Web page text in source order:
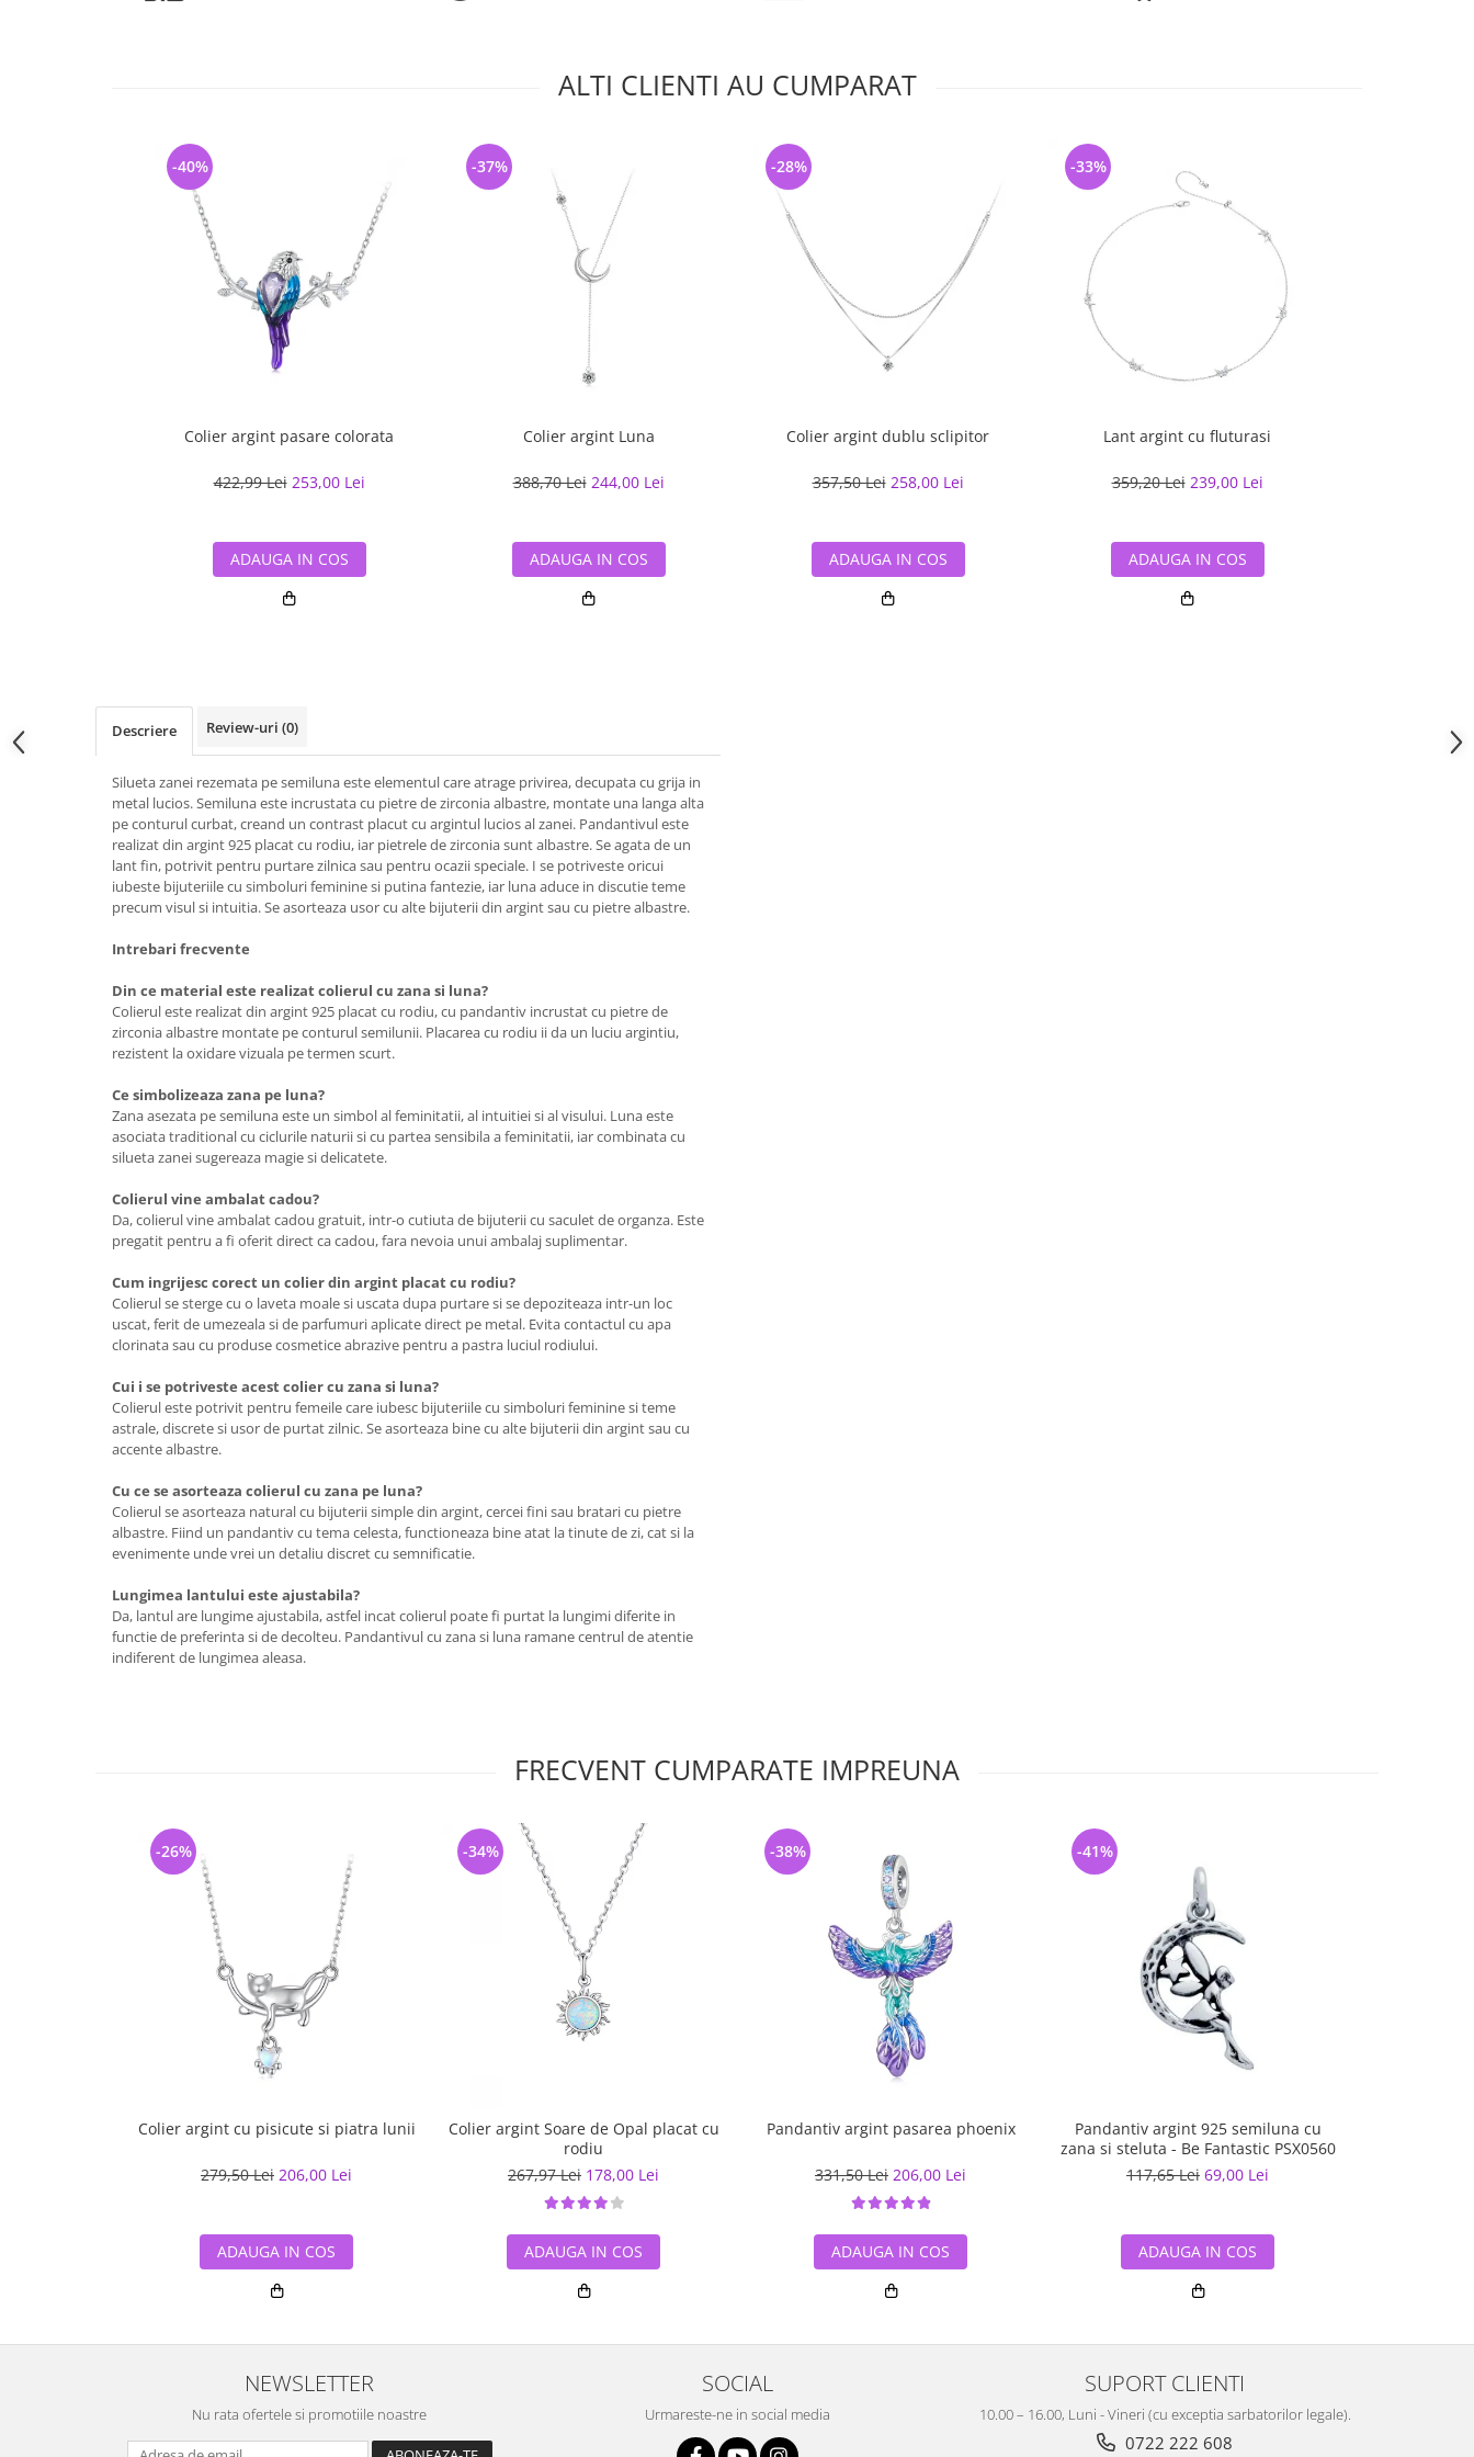
ALTI CLIENTI AU CUMPARAT
Colier argint pasare colorata
422,99 Lei 253,00 Lei
-40%
ADAUGA IN COS
Colier argint Luna
388,70 Lei 244,00 Lei
-37%
ADAUGA IN COS
Colier argint dublu sclipitor
357,50 Lei 258,00 Lei
-28%
ADAUGA IN COS
Lant argint cu fluturasi
359,20 Lei 239,00 Lei
-33%
ADAUGA IN COS
Descriere Review-uri (0)
Silueta zanei rezemata pe semiluna este elementul care atrage privirea, decupata cu grija in
metal lucios. Semiluna este incrustata cu pietre de zirconia albastre, montate una langa alta
pe conturul curbat, creand un contrast placut cu argintul lucios al zanei. Pandantivul este
realizat din argint 925 placat cu rodiu, iar pietrele de zirconia sunt albastre. Se agata de un
lant fin, potrivit pentru purtare zilnica sau pentru ocazii speciale. I se potriveste oricui
iubeste bijuteriile cu simboluri feminine si putina fantezie, iar luna aduce in discutie teme
precum visul si intuitia. Se asorteaza usor cu alte bijuterii din argint sau cu pietre albastre.
Intrebari frecvente
Din ce material este realizat colierul cu zana si luna?
Colierul este realizat din argint 925 placat cu rodiu, cu pandantiv incrustat cu pietre de
zirconia albastre montate pe conturul semilunii. Placarea cu rodiu ii da un luciu argintiu,
rezistent la oxidare vizuala pe termen scurt.
Ce simbolizeaza zana pe luna?
Zana asezata pe semiluna este un simbol al feminitatii, al intuitiei si al visului. Luna este
asociata traditional cu ciclurile naturii si cu partea sensibila a feminitatii, iar combinata cu
silueta zanei sugereaza magie si delicatete.
Colierul vine ambalat cadou?
Da, colierul vine ambalat cadou gratuit, intr-o cutiuta de bijuterii cu saculet de organza. Este
pregatit pentru a fi oferit direct ca cadou, fara nevoia unui ambalaj suplimentar.
Cum ingrijesc corect un colier din argint placat cu rodiu?
Colierul se sterge cu o laveta moale si uscata dupa purtare si se depoziteaza intr-un loc
uscat, ferit de umezeala si de parfumuri aplicate direct pe metal. Evita contactul cu apa
clorinata sau cu produse cosmetice abrazive pentru a pastra luciul rodiului.
Cui i se potriveste acest colier cu zana si luna?
Colierul este potrivit pentru femeile care iubesc bijuteriile cu simboluri feminine si teme
astrale, discrete si usor de purtat zilnic. Se asorteaza bine cu alte bijuterii din argint sau cu
accente albastre.
Cu ce se asorteaza colierul cu zana pe luna?
Colierul se asorteaza natural cu bijuterii simple din argint, cercei fini sau bratari cu pietre
albastre. Fiind un pandantiv cu tema celesta, functioneaza bine atat la tinute de zi, cat si la
evenimente unde vrei un detaliu discret cu semnificatie.
Lungimea lantului este ajustabila?
Da, lantul are lungime ajustabila, astfel incat colierul poate fi purtat la lungimi diferite in
functie de preferinta si de decolteu. Pandantivul cu zana si luna ramane centrul de atentie
indiferent de lungimea aleasa.
FRECVENT CUMPARATE IMPREUNA
Colier argint cu pisicute si piatra lunii
279,50 Lei 206,00 Lei
-26%
ADAUGA IN COS
Colier argint Soare de Opal placat cu
rodiu
267,97 Lei 178,00 Lei
-34%
ADAUGA IN COS
Pandantiv argint pasarea phoenix
331,50 Lei 206,00 Lei
-38%
ADAUGA IN COS
Pandantiv argint 925 semiluna cu
zana si steluta - Be Fantastic PSX0560
117,65 Lei 69,00 Lei
-41%
ADAUGA IN COS
NEWSLETTER
Nu rata ofertele si promotiile noastre
SOCIAL
Urmareste-ne in social media
SUPORT CLIENTI
10.00 – 16.00, Luni - Vineri (cu exceptia sarbatorilor legale).
0722 222 608